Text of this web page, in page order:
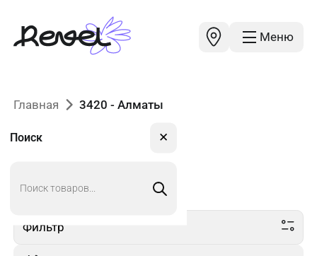
Меню
Поиск ✕
Главная 3420 - Алматы
в Алматы
Фильтр